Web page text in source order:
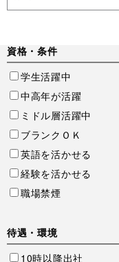
資格・条件
学生活躍中
中高年が活躍
ミドル層活躍中
ブランクＯＫ
英語を活かせる
経験を活かせる
職場禁煙
待遇・環境
10時以降出社